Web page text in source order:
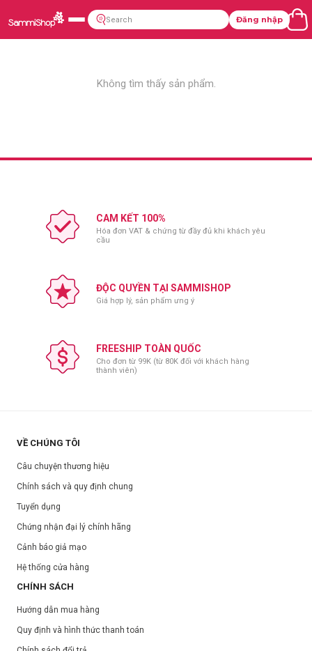
Đăng nhập
Không tìm thấy sản phẩm.
CAM KẾT 100%
Hóa đơn VAT & chứng từ đầy đủ khi khách yêu
cầu
ĐỘC QUYỀN TẠI SAMMISHOP
Giá hợp lý, sản phẩm ưng ý
FREESHIP TOÀN QUỐC
Cho đơn từ 99K (từ 80K đối với khách hàng
thành viên)
VỀ CHÚNG TÔI
Câu chuyện thương hiệu
Chính sách và quy định chung
Tuyển dụng
Chứng nhận đại lý chính hãng
Cảnh báo giả mạo
Hệ thống cửa hàng
CHÍNH SÁCH
Hướng dẫn mua hàng
Quy định và hình thức thanh toán